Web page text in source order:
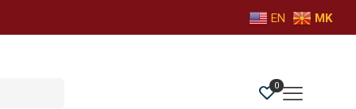
EN MK
0